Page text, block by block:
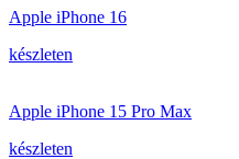
Apple iPhone 16
készleten
Apple iPhone 15 Pro Max
készleten